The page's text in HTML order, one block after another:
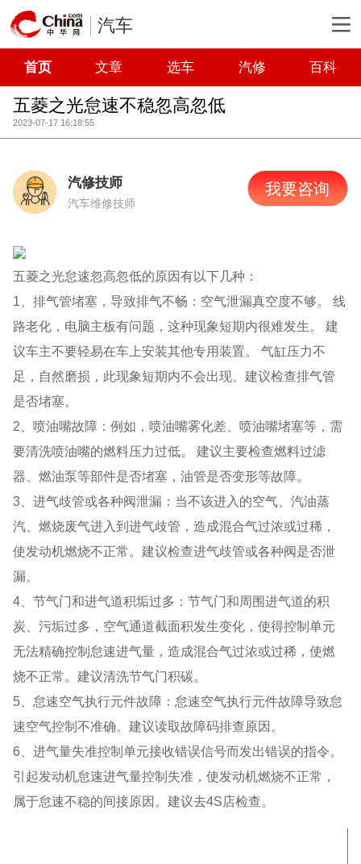
汽车
首页 文章 选车 汽修 百科
五菱之光怠速不稳忽高忽低
2023-07-17 16:18:55
汽修技师
汽车维修技师
我要咨询
五菱之光怠速忽高忽低的原因有以下几种：
1、排气管堵塞，导致排气不畅：空气泄漏真空度不够。 线
路老化，电脑主板有问题，这种现象短期内很难发生。 建
议车主不要轻易在车上安装其他专用装置。 气缸压力不
足，自然磨损，此现象短期内不会出现。建议检查排气管
是否堵塞。
2、喷油嘴故障：例如，喷油嘴雾化差、喷油嘴堵塞等，需
要清洗喷油嘴的燃料压力过低。 建议主要检查燃料过滤
器、燃油泵等部件是否堵塞，油管是否变形等故障。
3、进气歧管或各种阀泄漏：当不该进入的空气、汽油蒸
汽、燃烧废气进入到进气歧管，造成混合气过浓或过稀，
使发动机燃烧不正常。建议检查进气歧管或各种阀是否泄
漏。
4、节气门和进气道积垢过多：节气门和周围进气道的积
炭、污垢过多，空气通道截面积发生变化，使得控制单元
无法精确控制怠速进气量，造成混合气过浓或过稀，使燃
烧不正常。建议清洗节气门积碳。
5、怠速空气执行元件故障：怠速空气执行元件故障导致怠
速空气控制不准确。建议读取故障码排查原因。
6、进气量失准控制单元接收错误信号而发出错误的指令。
引起发动机怠速进气量控制失准，使发动机燃烧不正常，
属于怠速不稳的间接原因。建议去4S店检查。